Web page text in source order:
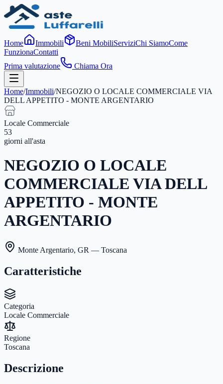
Home Immobili Beni MobiliServiziChi SiamoCome
FunzionaContatti
Prima valutazione
Chiama Ora
Home/Immobili/NEGOZIO O LOCALE COMMERCIALE VIA
DELL APPETITO - MONTE ARGENTARIO
Locale Commerciale
53
giorni all'asta
NEGOZIO O LOCALE
COMMERCIALE VIA DELL
APPETITO - MONTE
ARGENTARIO
Monte Argentario, GR — Toscana
Caratteristiche
Categoria
Locale Commerciale
Regione
Toscana
Descrizione